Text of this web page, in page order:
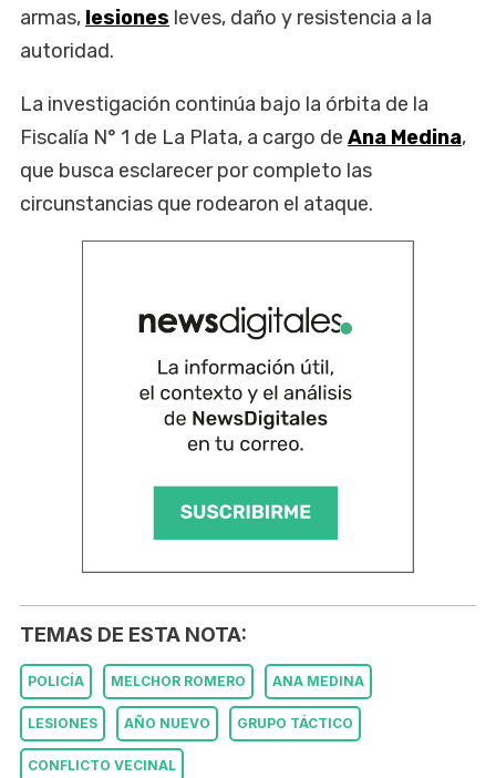
armas, lesiones leves, daño y resistencia a la
autoridad.
La investigación continúa bajo la órbita de la
Fiscalía N° 1 de La Plata, a cargo de Ana Medina,
que busca esclarecer por completo las
circunstancias que rodearon el ataque.
TEMAS DE ESTA NOTA:
POLICÍA MELCHOR ROMERO ANA MEDINA
LESIONES AÑO NUEVO GRUPO TÁCTICO
CONFLICTO VECINAL